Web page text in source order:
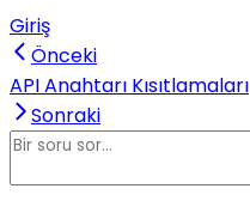
Giriş
Önceki
API Anahtarı Kısıtlamaları
Sonraki